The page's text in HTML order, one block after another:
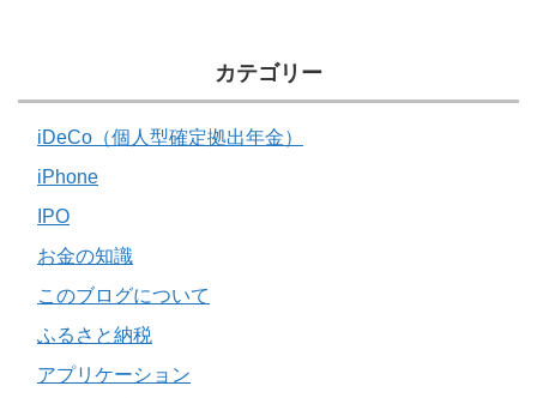
カテゴリー
iDeCo（個人型確定拠出年金）
iPhone
IPO
お金の知識
このブログについて
ふるさと納税
アプリケーション